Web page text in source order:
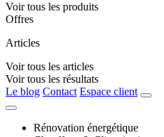
Voir tous les produits
Offres
Articles
Voir tous les articles
Voir tous les résultats
Le blog Contact Espace client
Rénovation énergétique